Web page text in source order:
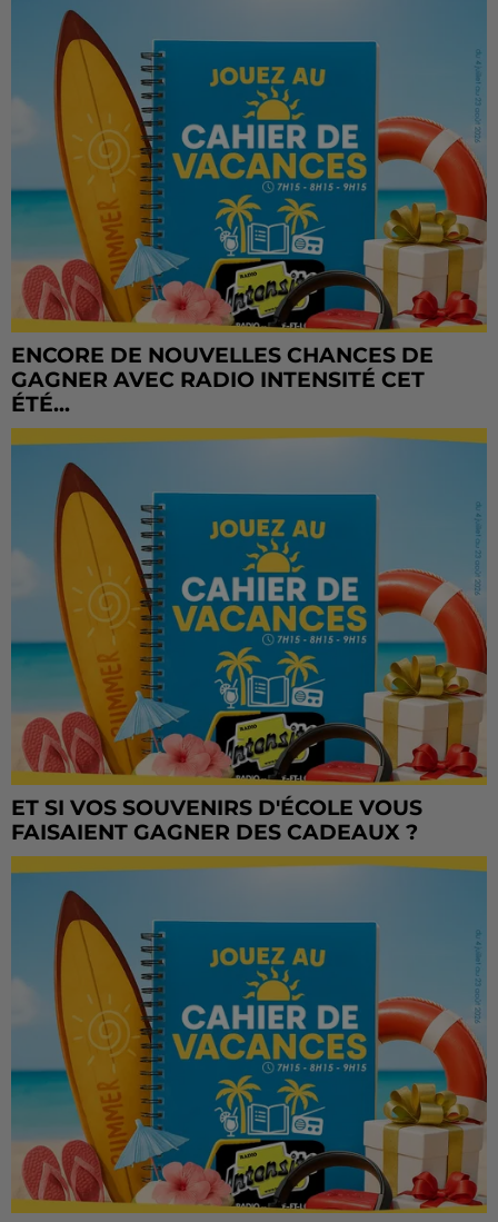
ENCORE DE NOUVELLES CHANCES DE
GAGNER AVEC RADIO INTENSITÉ CET
ÉTÉ...
ET SI VOS SOUVENIRS D'ÉCOLE VOUS
FAISAIENT GAGNER DES CADEAUX ?